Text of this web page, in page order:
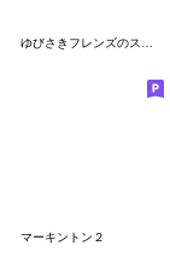
マーキントン２